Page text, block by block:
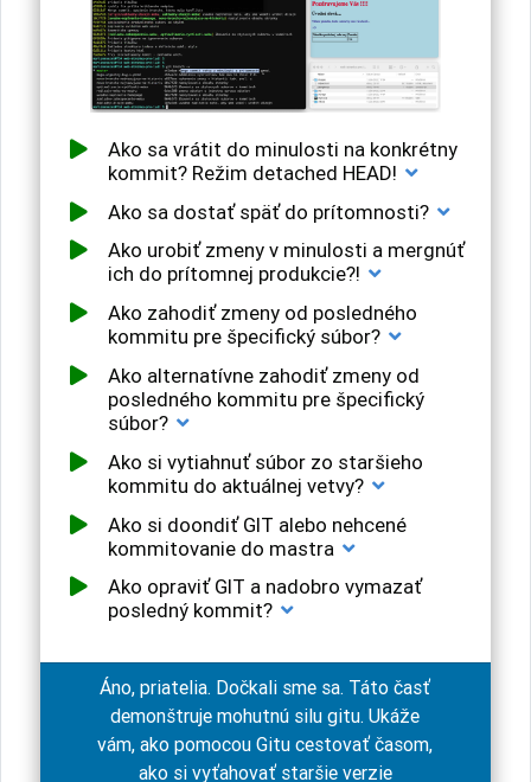
Ako sa vrátit do minulosti na konkrétny
kommit? Režim detached HEAD!
Ako sa dostať späť do prítomnosti?
Ako urobiť zmeny v minulosti a mergnúť
ich do prítomnej produkcie?!
Ako zahodiť zmeny od posledného
kommitu pre špecifický súbor?
Ako alternatívne zahodiť zmeny od
posledného kommitu pre špecifický
súbor?
Ako si vytiahnuť súbor zo staršieho
kommitu do aktuálnej vetvy?
Ako si doondiť GIT alebo nehcené
kommitovanie do mastra
Ako opraviť GIT a nadobro vymazať
posledný kommit?
Áno, priatelia. Dočkali sme sa. Táto časť
demonštruje mohutnú silu gitu. Ukáže
vám, ako pomocou Gitu cestovať časom,
ako si vyťahovať staršie verzie